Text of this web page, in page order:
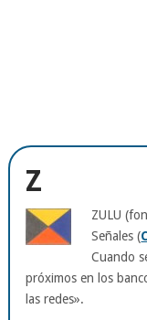
Z
ZULU
Señales (
Cuando
próximos en los
las redes».